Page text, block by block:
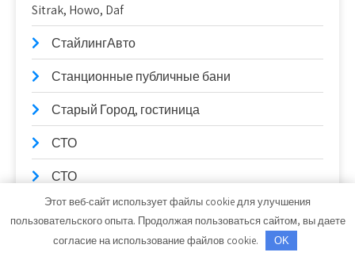
Sitrak, Howo, Daf
СтайлингАвто
Станционные публичные бани
Старый Город, гостиница
СТО
СТО
Стройландия
Тайм-аут, автомойка
Этот веб-сайт использует файлы cookie для улучшения
пользовательского опыта. Продолжая пользоваться сайтом, вы даете
согласие на использование файлов cookie.
OK